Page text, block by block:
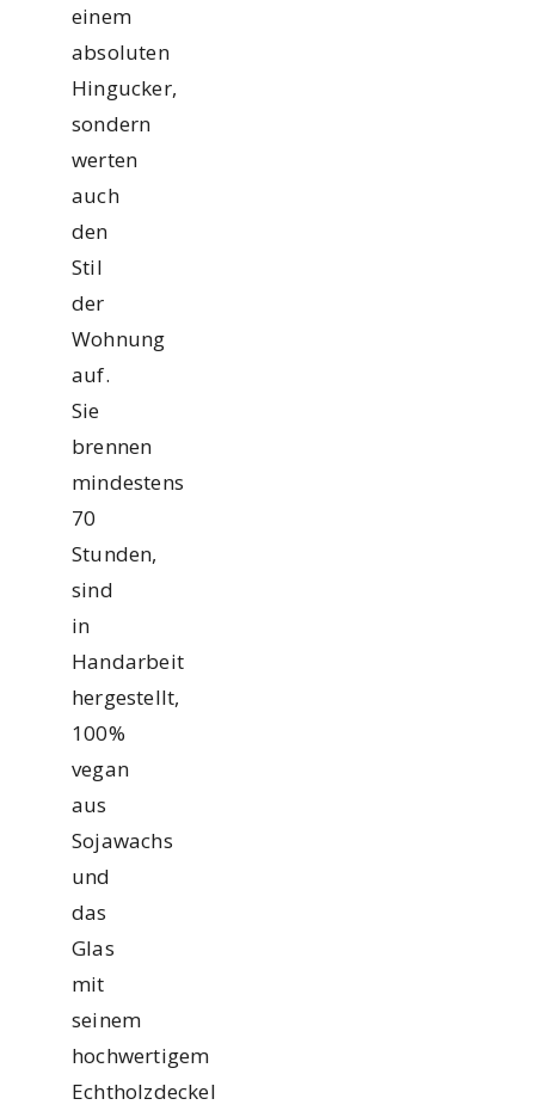
einem
absoluten
Hingucker,
sondern
werten
auch
den
Stil
der
Wohnung
auf.
Sie
brennen
mindestens
70
Stunden,
sind
in
Handarbeit
hergestellt,
100%
vegan
aus
Sojawachs
und
das
Glas
mit
seinem
hochwertigem
Echtholzdeckel